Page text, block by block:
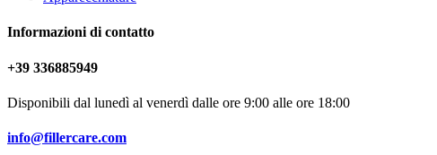
Informazioni di contatto
+39 336885949
Disponibili dal lunedì al venerdì dalle ore 9:00 alle ore 18:00
info@fillercare.com